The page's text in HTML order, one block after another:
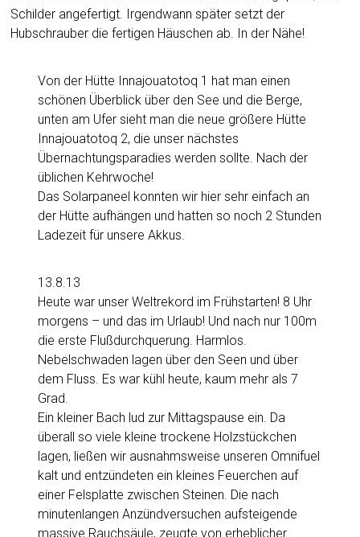
Schilder angefertigt. Irgendwann später setzt der
Hubschrauber die fertigen Häuschen ab. In der Nähe!
Von der Hütte Innajouatotoq 1 hat man einen
schönen Überblick über den See und die Berge,
unten am Ufer sieht man die neue größere Hütte
Innajouatotoq 2, die unser nächstes
Übernachtungsparadies werden sollte. Nach der
üblichen Kehrwoche!
Das Solarpaneel konnten wir hier sehr einfach an
der Hütte aufhängen und hatten so noch 2 Stunden
Ladezeit für unsere Akkus.
13.8.13
Heute war unser Weltrekord im Frühstarten! 8 Uhr
morgens – und das im Urlaub! Und nach nur 100m
die erste Flußdurchquerung. Harmlos.
Nebelschwaden lagen über den Seen und über
dem Fluss. Es war kühl heute, kaum mehr als 7
Grad.
Ein kleiner Bach lud zur Mittagspause ein. Da
überall so viele kleine trockene Holzstückchen
lagen, ließen wir ausnahmsweise unseren Omnifuel
kalt und entzündeten ein kleines Feuerchen auf
einer Felsplatte zwischen Steinen. Die nach
minutenlangen Anzündversuchen aufsteigende
massive Rauchsäule, zeugte von erheblicher